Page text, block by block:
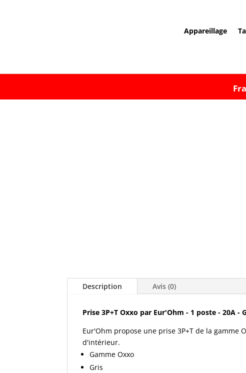
Appareillage
Description Avis (0)
Prise 3P+T Oxxo par Eur'Ohm - 1 poste - 20A -
Eur'Ohm propose une prise 3P+T de la
d'intérieur.
Gamme Oxxo
Gris